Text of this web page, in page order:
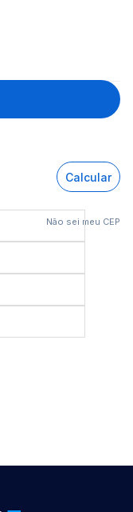
Calcular
Não sei meu CEP